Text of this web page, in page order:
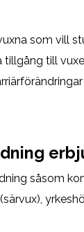
som vill
till
såsom